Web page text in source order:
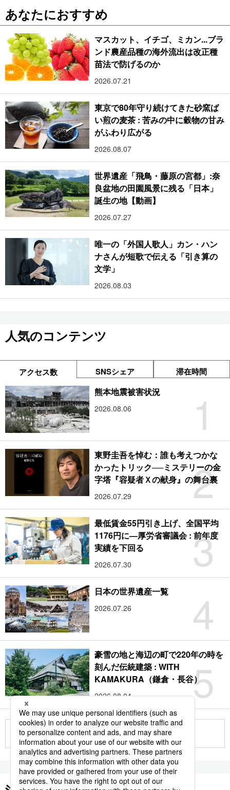
あなたにおすすめ
マスカット、イチゴ、ミカン...ブラ
ンド農産品種の海外流出は改正種
苗法で防げるのか
2026.07.21
東京で80年守り続けてきた砂窯ば
い煎の麦茶 : 苦みの中に穀物の甘み
がふわり広がる
2026.08.07
世界遺産「飛鳥・藤原の宮都」:奈
良盆地の田園風景に残る「日本」
誕生の地【動画】
2026.07.27
唯一の「外国人歌人」カン・ハン
ナさんが短歌で伝える「引き算の
文学」
2026.08.03
人気のコンテンツ
アクセス数 SNSシェア 滞在時間
1
熊本地震被害状況
2026.08.06
2
東野圭吾を悼む：誰も考えつかな
かったトリック──ミステリーの金
字塔『容疑者Ｘの献身』の舞台裏
2026.07.29
3
最低賃金55円引き上げ、全国平均
1176円に―厚労省審議会 : 前年度
実績を下回る
2026.07.30
4
日本の世界遺産一覧
2026.07.26
5
豪雪の地と海辺の町で220年の時を
刻んだ伝統建築 : WITH
KAMAKURA（鎌倉・長谷）
2026.08.04
もっと見る